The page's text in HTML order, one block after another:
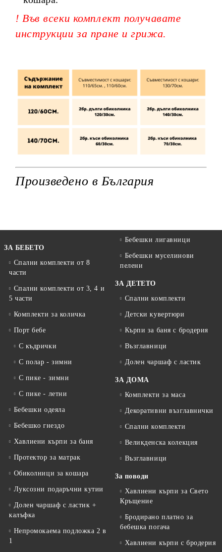
! Във всеки комплект получавате
инструкции за пране и грижа.
Произведено в България
ЗА БЕБЕТО
Спални комплекти от 8
части
Спални комплекти от 3, 4 и
5 части
Комплекти за количка
Порт бебе
С къдрички
С полар - зимни
С пике - зимни
С пике - летни
Бебешки одеяла
Бебешко гнездо
Хавлиени кърпи за баня
Протектор за матрак
Обиколници за кошара
Луксозни подаръчни кутии
Долен чаршаф с ластик +
калъфка
Непромокаема подложка 2 в
1
Бебешки лигавници
Бебешки муселинови
пелени
ЗА ДЕТЕТО
Спални комплекти
Детски кувертюри
Кърпи за баня с бродерия
Възглавници
Долен чаршаф с ластик
ЗА ДОМА
Комплекти за маса
Декоративни възглавнички
Спални комплекти
Великденска колекция
Възглавници
За поводи
Хавлиени кърпи за Свето
Кръщение
Бродирано платно за
бебешка погача
Хавлиени кърпи с бродерия